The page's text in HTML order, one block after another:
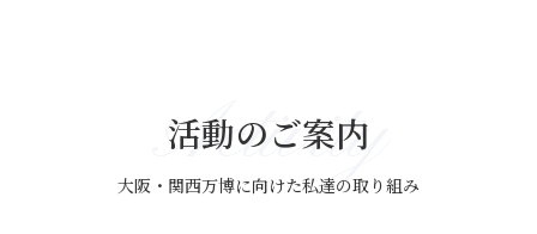
Activity
活動のご案内
大阪・関西万博に向けた私達の取り組み